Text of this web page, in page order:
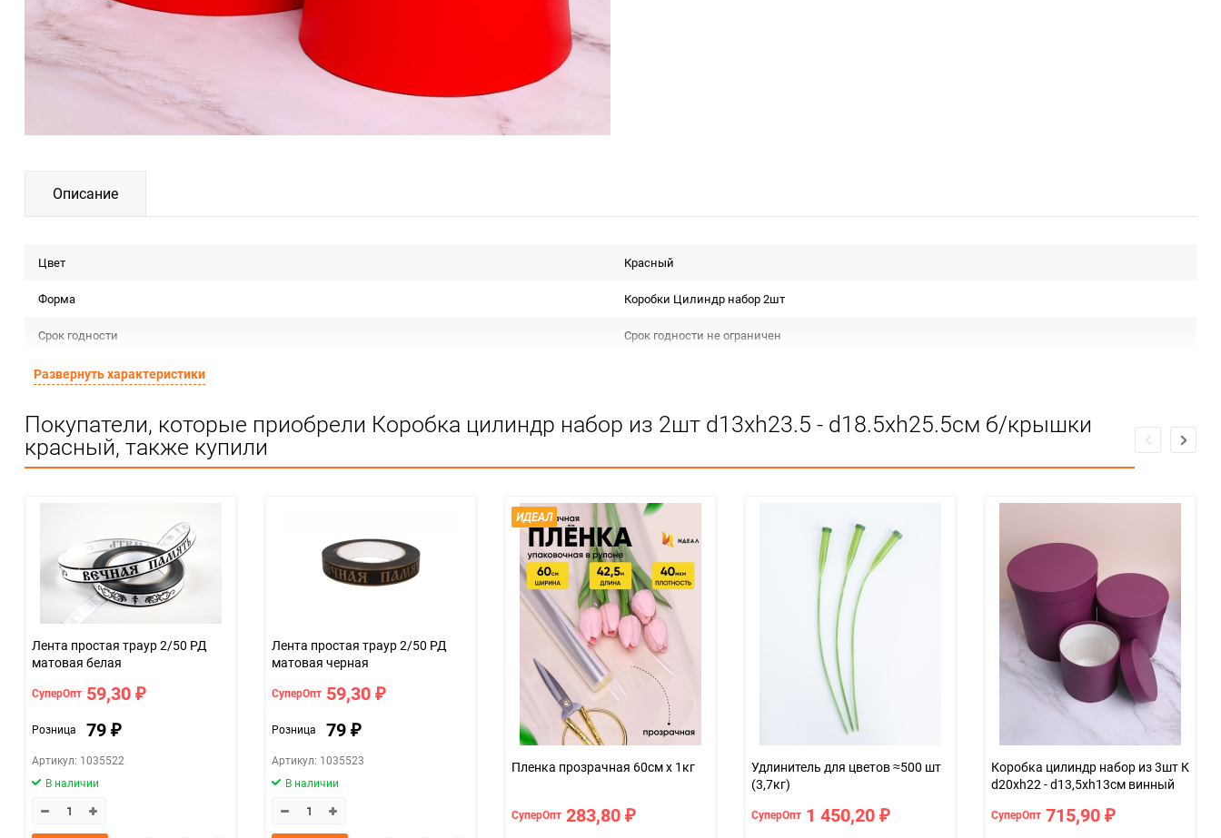
Описание
Цвет Красный
Форма Коробки Цилиндр набор 2шт
Срок годности Срок годности не ограничен
Страна изготовителя
Сертификация
Количество в коробке 12
Единица измерения набор
Развернуть характеристики
Покупатели, которые приобрели Коробка цилиндр набор из 2шт d13хh23.5 - d18.5хh25.5см б/крышки
красный, также купили
Лента простая траур 2/50 РД
матовая белая
СуперОпт 59,30 ₽
Розница 79 ₽
Артикул: 1035522
В наличии
Лента простая траур 2/50 РД
матовая черная
СуперОпт 59,30 ₽
Розница 79 ₽
Артикул: 1035523
В наличии
ИДЕАЛ
Пленка прозрачная 60см x 1кг
СуперОпт 283,80 ₽
Удлинитель для цветов ≈500 шт
(3,7кг)
СуперОпт 1 450,20 ₽
Коробка цилиндр набор из 3шт К
d20хh22 - d13,5хh13см винный
СуперОпт 715,90 ₽